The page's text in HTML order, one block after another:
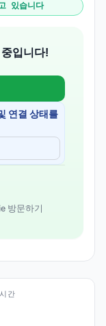
있습니다
입니다!
연결 상태를
방문하기
간